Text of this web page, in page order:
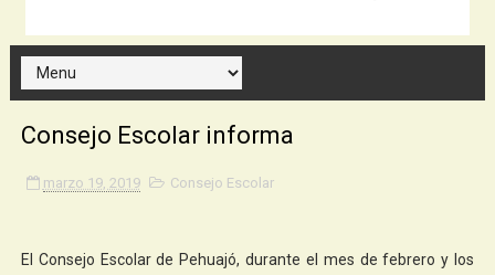
Consejo Escolar informa
marzo 19, 2019 Consejo Escolar
El Consejo Escolar de Pehuajó, durante el mes de febrero y los